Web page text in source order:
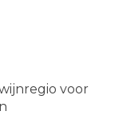
voor